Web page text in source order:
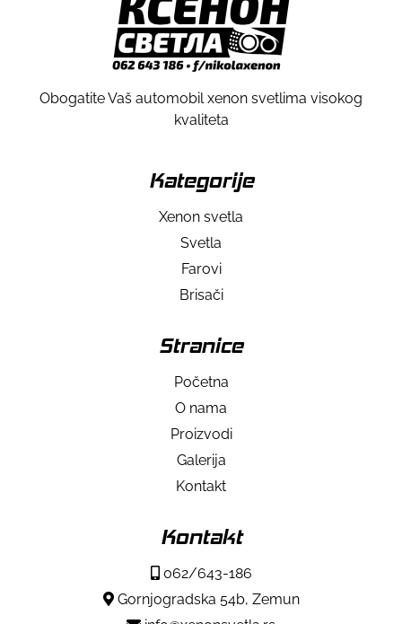
Obogatite Vaš automobil xenon svetlima visokog
kvaliteta
Kategorije
Xenon svetla
Svetla
Farovi
Brisači
Stranice
Početna
O nama
Proizvodi
Galerija
Kontakt
Kontakt
062/643-186
Gornjogradska 54b, Zemun